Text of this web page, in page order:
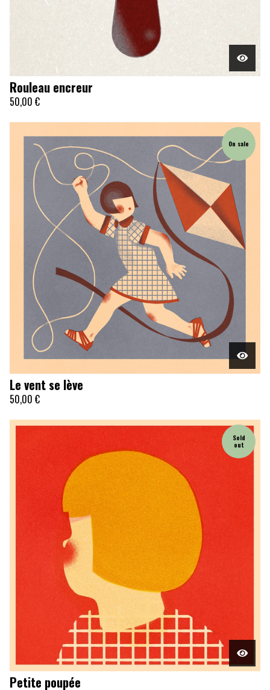
Rouleau encreur
50,00 €
On sale
Le vent se lève
50,00 €
Sold
out
Petite poupée